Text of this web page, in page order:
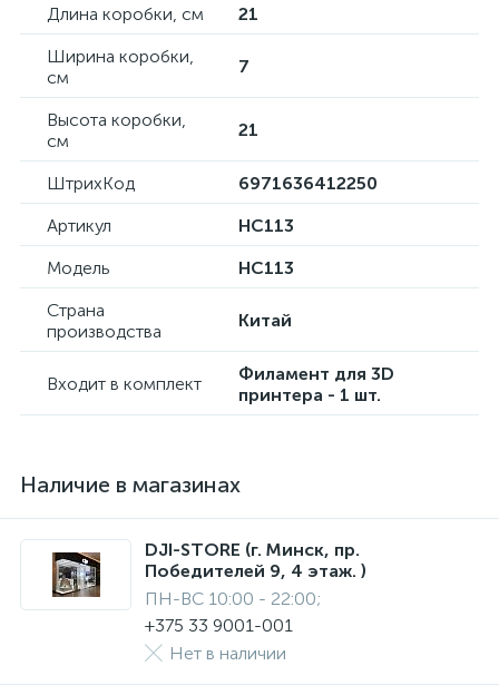
Длина коробки, см
21
Ширина коробки,
см
7
Высота коробки,
см
21
ШтрихКод
6971636412250
Артикул
HC113
Модель
HC113
Страна
производства
Китай
Входит в комплект
Филамент для 3D
принтера - 1 шт.
Наличие в магазинах
DJI-STORE (г. Минск, пр.
Победителей 9, 4 этаж. )
ПН-ВС 10:00 - 22:00;
+375 33 9001-001
Нет в наличии